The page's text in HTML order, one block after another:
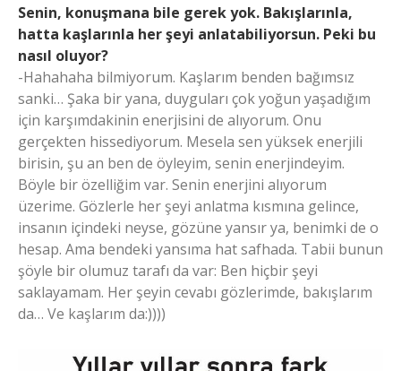
Senin, konuşmana bile gerek yok. Bakışlarınla,
hatta kaşlarınla her şeyi anlatabiliyorsun. Peki bu
nasıl oluyor?
-Hahahaha bilmiyorum. Kaşlarım benden bağımsız
sanki… Şaka bir yana, duyguları çok yoğun yaşadığım
için karşımdakinin enerjisini de alıyorum. Onu
gerçekten hissediyorum. Mesela sen yüksek enerjili
birisin, şu an ben de öyleyim, senin enerjindeyim.
Böyle bir özelliğim var. Senin enerjini alıyorum
üzerime. Gözlerle her şeyi anlatma kısmına gelince,
insanın içindeki neyse, gözüne yansır ya, benimki de o
hesap. Ama bendeki yansıma hat safhada. Tabii bunun
şöyle bir olumuz tarafı da var: Ben hiçbir şeyi
saklayamam. Her şeyin cevabı gözlerimde, bakışlarım
da… Ve kaşlarım da:))))